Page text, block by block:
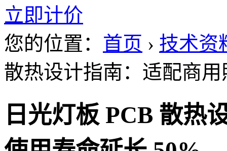
立即计价
您的位置： 首页 › 技术资
散热设计指南：适配商
日光灯板 PCB 散热